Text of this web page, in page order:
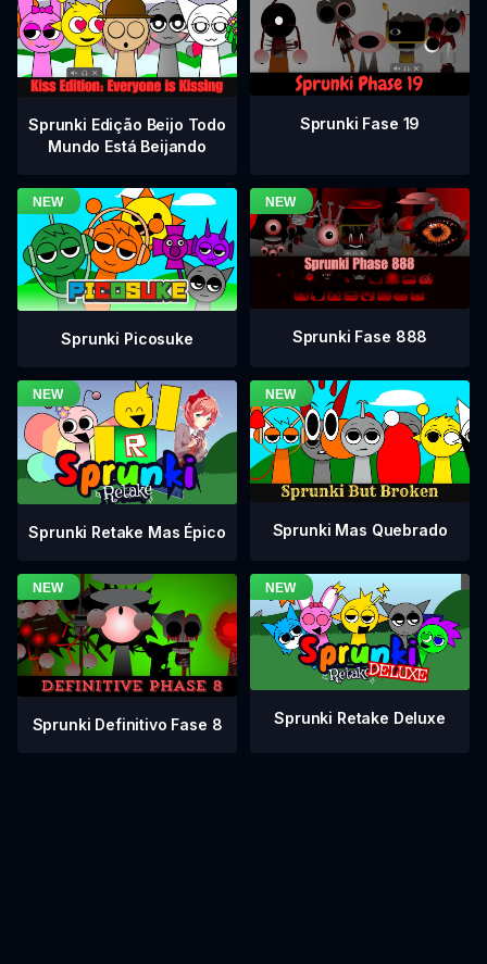
Sprunki Edição Beijo Todo
Mundo Está Beijando
Sprunki Fase 19
Sprunki Picosuke Sprunki Fase 888
Sprunki Retake Mas Épico Sprunki Mas Quebrado
Sprunki Definitivo Fase 8 Sprunki Retake Deluxe